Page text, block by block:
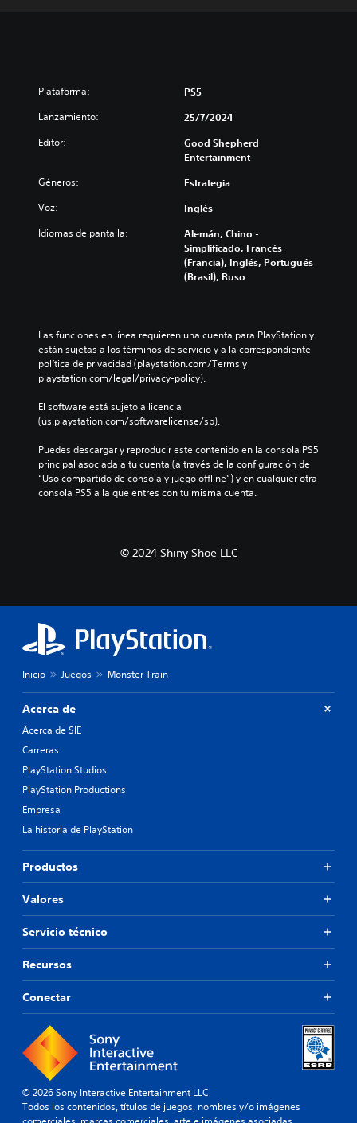
Plataforma: PS5
Lanzamiento: 25/7/2024
Editor:
Good Shepherd
Entertainment
Géneros: Estrategia
Voz: Inglés
Idiomas de pantalla:
Alemán, Chino -
Simplificado, Francés
(Francia), Inglés, Portugués
(Brasil), Ruso
Las funciones en línea requieren una cuenta para PlayStation y
están sujetas a los términos de servicio y a la correspondiente
política de privacidad (playstation.com/Terms y
playstation.com/legal/privacy-policy).
El software está sujeto a licencia
(us.playstation.com/softwarelicense/sp).
Puedes descargar y reproducir este contenido en la consola PS5
principal asociada a tu cuenta (a través de la configuración de
“Uso compartido de consola y juego offline”) y en cualquier otra
consola PS5 a la que entres con tu misma cuenta.
© 2024 Shiny Shoe LLC
Inicio Juegos Monster Train
Acerca de
Acerca de SIE
Carreras
PlayStation Studios
PlayStation Productions
Empresa
La historia de PlayStation
Productos
Valores
Servicio técnico
Recursos
Conectar
© 2026 Sony Interactive Entertainment LLC
Todos los contenidos, títulos de juegos, nombres y/o imágenes